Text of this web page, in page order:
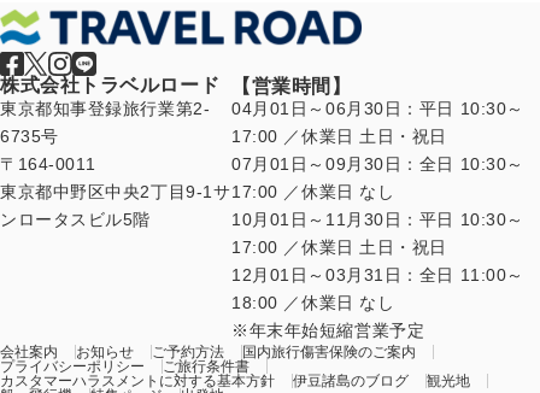
株式会社トラベルロード
東京都知事登録旅行業第2-
6735号
〒164-0011
東京都中野区中央2丁目9-1サ
ンロータスビル5階
【営業時間】
04月01日～06月30日：平日 10:30～
17:00 ／休業日 土日・祝日
07月01日～09月30日：全日 10:30～
17:00 ／休業日 なし
10月01日～11月30日：平日 10:30～
17:00 ／休業日 土日・祝日
12月01日～03月31日：全日 11:00～
18:00 ／休業日 なし
年末年始短縮営業予定
会社案内 お知らせ ご予約方法
国内旅行傷害保険のご案内
プライバシーポリシー
ご旅行条件書
カスタマーハラスメントに対する基本方針
伊豆諸島のブログ
観光地